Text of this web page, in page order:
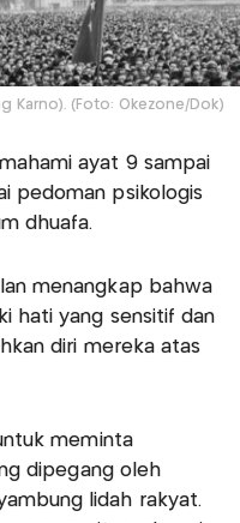
Karno). (Foto: Okezone/Dok)
ayat 9 sampai
pedoman psikologis
dhuafa.
menangkap bahwa
hati yang sensitif dan
diri mereka atas
meminta
dipegang oleh
lidah rakyat.